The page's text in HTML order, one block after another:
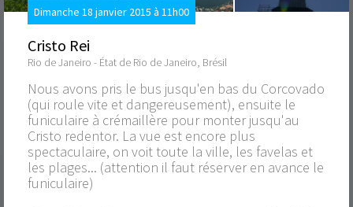
Dimanche 18 janvier 2015 à 11h00
Cristo Rei
Rio de Janeiro - État de Rio de Janeiro, Brésil
Nous avons pris le bus jusqu'en bas du Corcovado
(qui roule vite et dangereusement), ensuite le
funiculaire à crémaillère pour monter jusqu'au
Cristo redentor. La vue est encore plus
spectaculaire, on voit toute la ville, les favelas et
les plages... (attention il faut réserver en avance le
funiculaire)